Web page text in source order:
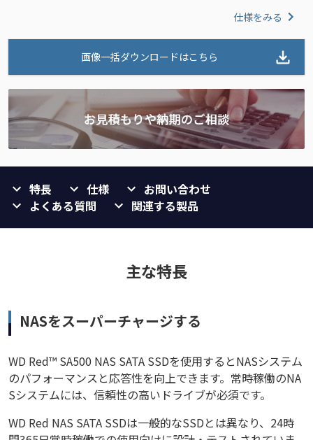
仕様をみる
画像一括ダウンロードはこちら
特長 仕様
お問い合わせ
よくある質問
関連する製品
主な特長
NASをスーパーチャージする
WD Red™ SA500 NAS SATA SSDを使用するとNASシステム
のパフォーマンスと応答性を向上できます。常時稼働のNA
Sシステムには、信頼性の高いドライブが必須です。
WD Red NAS SATA SSDは一般的なSSDとは異なり、24時